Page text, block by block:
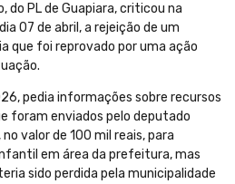
do PL de Guapiara, criticou na
07 de abril, a rejeição de um
que foi reprovado por uma ação
pedia informações sobre recursos
foram enviados pelo deputado
valor de 100 mil reais, para
em área da prefeitura, mas
sido perdida pela municipalidade